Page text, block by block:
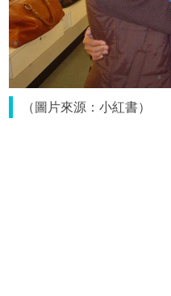
（圖片來源：小紅書）